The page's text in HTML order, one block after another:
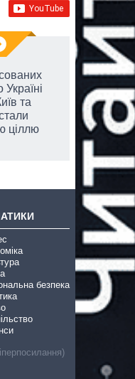
Україні
та
ціллю
безпека